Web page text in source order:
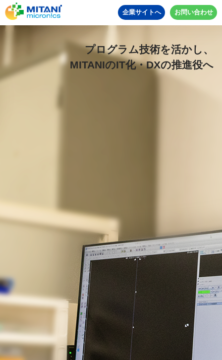
企業サイトへ お問い合わせ
プログラム技術を活かし、
MITANIのIT化・DXの推進役へ